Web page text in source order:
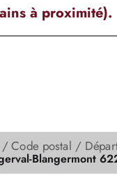
à proximité).
Code postal /